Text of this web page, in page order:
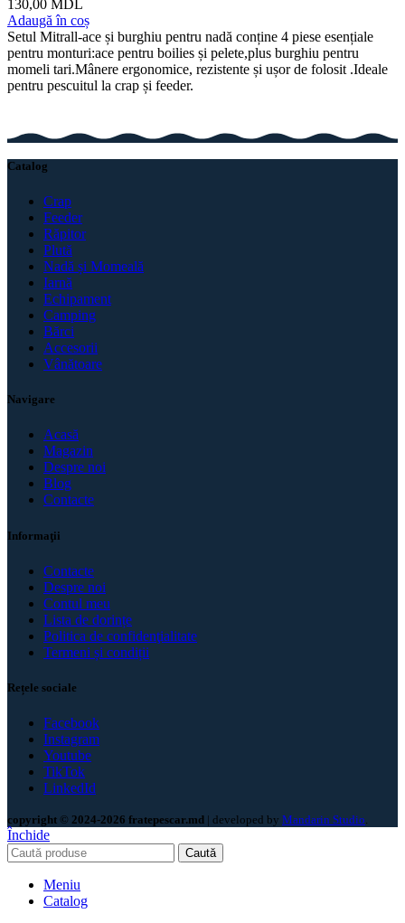
130,00 MDL
Adaugă în coș
Setul Mitrall-ace și burghiu pentru nadă conține 4 piese esențiale
pentru monturi:ace pentru boilies și pelete,plus burghiu pentru
momeli tari.Mânere ergonomice, rezistente și ușor de folosit .Ideale
pentru pescuitul la crap și feeder.
Catalog
Crap
Feeder
Răpitor
Plută
Nadă și Momeală
Iarnă
Echipament
Camping
Bărci
Accesorii
Vânătoare
Navigare
Acasă
Magazin
Despre noi
Blog
Contacte
Informaţii
Contacte
Despre noi
Contul meu
Lista de dorințe
Politica de confidenţialitate
Termeni și condiții
Rețele sociale
Facebook
Instagram
Youtube
TikTok
LinkedId
copyright © 2024-2026 fratepescar.md | developed by Mandarin Studio.
Închide
Caută
Meniu
Catalog